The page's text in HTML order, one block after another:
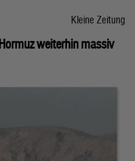
Kleine Zeitung
weiterhin massiv